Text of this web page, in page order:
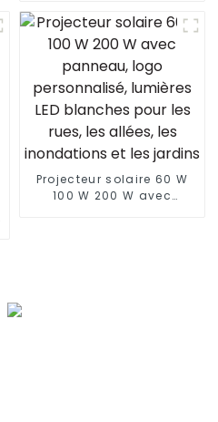
croissance LED à spectre
complet pour plantes
d'intérieur Veg Bloom
Projecteur solaire 60 W
100 W 200 W avec